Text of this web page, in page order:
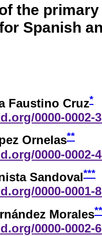
the
Spanish
Faustino Cruz*
0000-0002-
Ornelas**
0000-0002-
Sandoval***
0000-0001-
Morales
0000-0002-